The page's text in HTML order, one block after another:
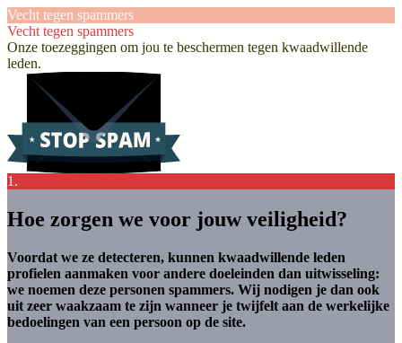
Vecht tegen spammers
Vecht tegen spammers
Onze toezeggingen om jou te beschermen tegen kwaadwillende
leden.
1.
Hoe zorgen we voor jouw veiligheid?
Voordat we ze detecteren, kunnen kwaadwillende leden
profielen aanmaken voor andere doeleinden dan uitwisseling:
we noemen deze personen spammers. Wij nodigen je dan ook
uit zeer waakzaam te zijn wanneer je twijfelt aan de werkelijke
bedoelingen van een persoon op de site.